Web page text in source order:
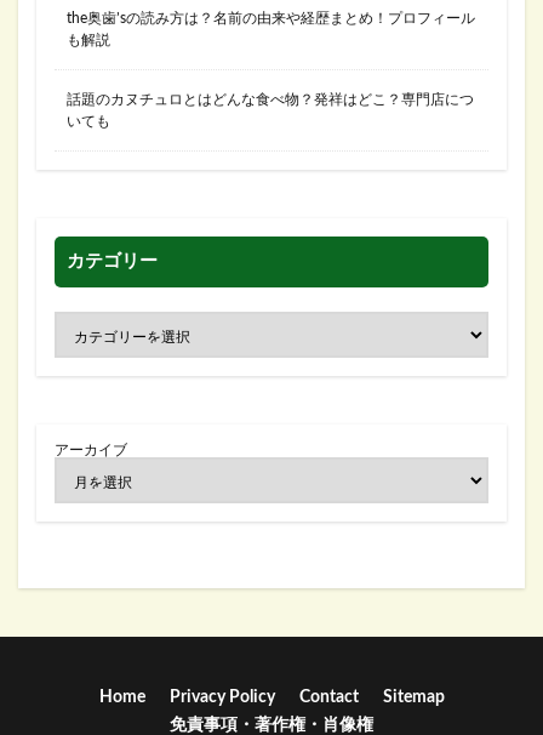
the奥歯’sの読み方は？名前の由来や経歴まとめ！プロフィール
も解説
話題のカヌチュロとはどんな食べ物？発祥はどこ？専門店につ
いても
カテゴリー
アーカイブ
Home Privacy Policy Contact
Sitemap
免責事項・著作権・肖像権